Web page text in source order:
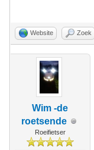
Website Zoek
Wim -de
roetsende
Roeifietser